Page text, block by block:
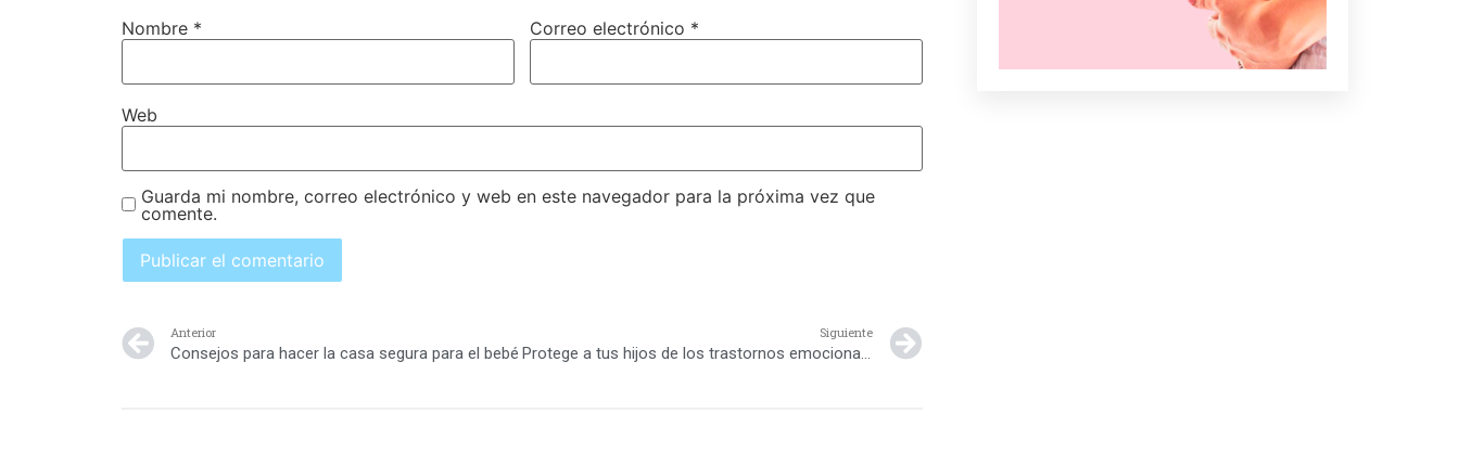
Nombre * Correo electrónico *
Web
Guarda mi nombre, correo electrónico y web en este navegador para la próxima vez que
comente.
Anterior
Consejos para hacer la casa segura para el bebé
Siguiente
Protege a tus hijos de los trastornos emocionales